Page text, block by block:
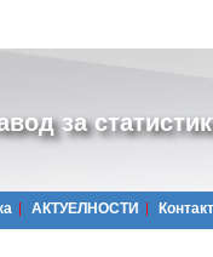
за
АКТУЕЛНОСТИ Контакт